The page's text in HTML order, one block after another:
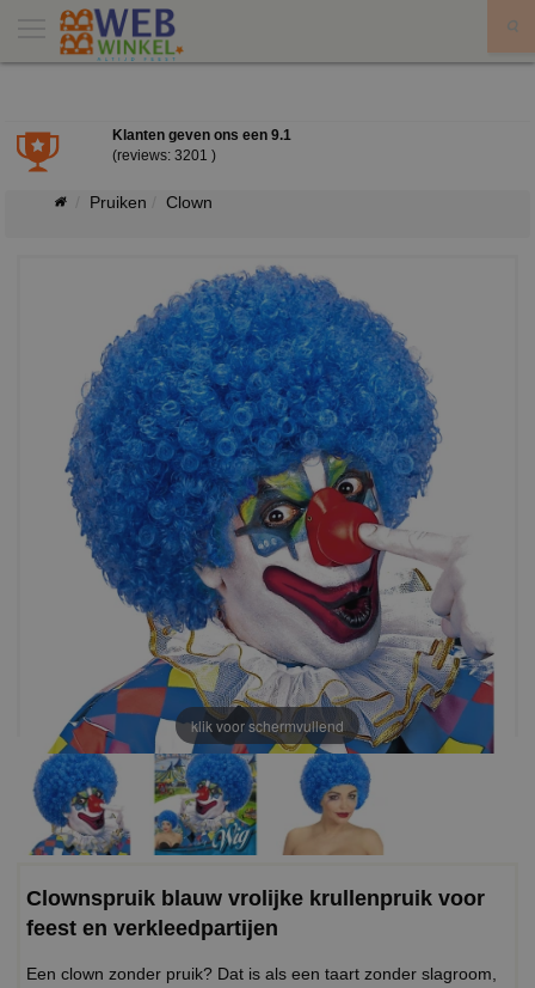
Klanten geven ons een9.1
(reviews: 3201 )
Pruiken Clown
klik voor schermvullend
Clownspruik blauw vrolijke krullenpruik voor
feest en verkleedpartijen
Een clown zonder pruik? Dat is als een taart zonder slagroom,